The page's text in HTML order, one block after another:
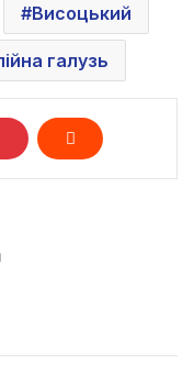
Висоцький
галузь